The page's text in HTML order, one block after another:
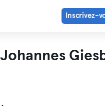
Inscrivez-